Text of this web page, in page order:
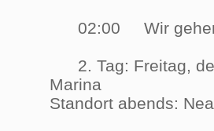
02:00 Wir
2. Tag: Freitag,
Marina
Standort abends: